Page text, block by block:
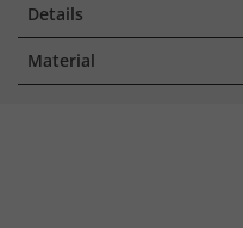
Details
Material